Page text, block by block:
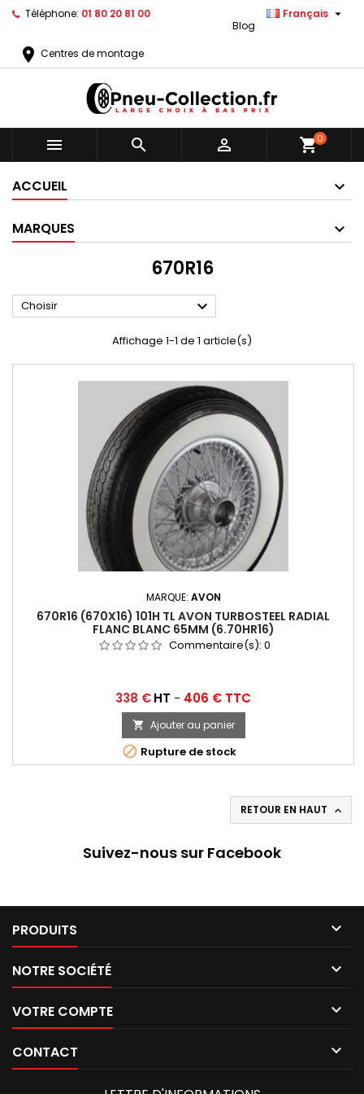
Téléphone: 01 80 20 81 00 Français 
Blog
location_on Centres de montage
   shopping_cart0
ACCUEIL
MARQUES
670R16
Choisir 
Affichage 1-1 de 1 article(s)
MARQUE: AVON
670R16 (670X16) 101H TL AVON TURBOSTEEL RADIAL
FLANC BLANC 65MM (6.70HR16)
Commentaire(s): 0
Prix
338 €HT - 406 € TTC
 Ajouter au panier
 Rupture de stock
RETOUR EN HAUT 
Suivez-nous sur Facebook
PRODUITS 
NOTRE SOCIÉTÉ 
VOTRE COMPTE 
CONTACT 